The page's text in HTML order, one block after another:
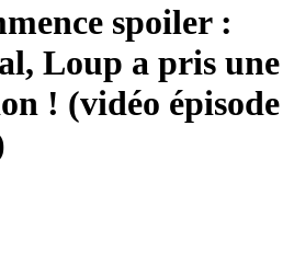
spoiler :
Loup a pris une
! (vidéo épisode